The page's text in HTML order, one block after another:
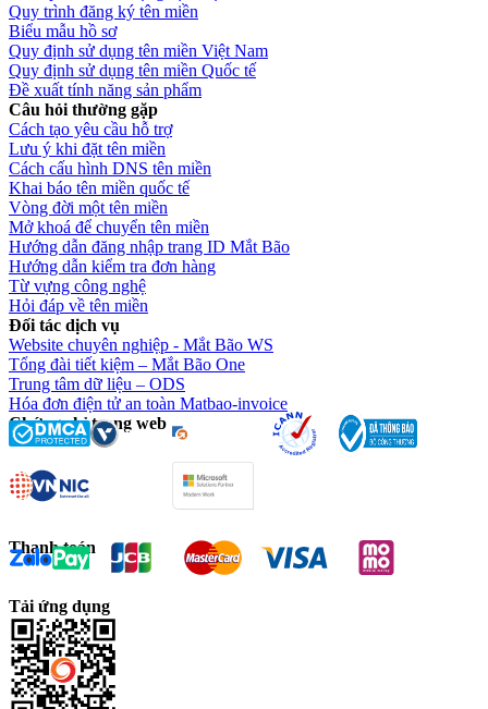
Quy trình đăng ký tên miền
Biểu mẫu hồ sơ
Quy định sử dụng tên miền Việt Nam
Quy định sử dụng tên miền Quốc tế
Đề xuất tính năng sản phẩm
Câu hỏi thường gặp
Cách tạo yêu cầu hỗ trợ
Lưu ý khi đặt tên miền
Cách cấu hình DNS tên miền
Khai báo tên miền quốc tế
Vòng đời một tên miền
Mở khoá để chuyển tên miền
Hướng dẫn đăng nhập trang ID Mắt Bão
Hướng dẫn kiểm tra đơn hàng
Từ vựng công nghệ
Hỏi đáp về tên miền
Đối tác dịch vụ
Website chuyên nghiệp - Mắt Bão WS
Tổng đài tiết kiệm – Mắt Bão One
Trung tâm dữ liệu – ODS
Hóa đơn điện tử an toàn Matbao-invoice
Chứng chỉ trang web
Thanh toán
Tải ứng dụng